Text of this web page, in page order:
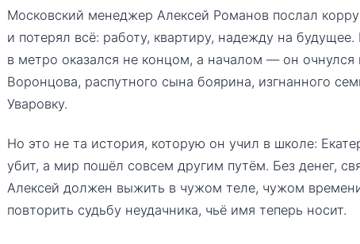
Московский менеджер Алексей Романов послал
и потерял всё: работу, квартиру, надежду на
в метро оказался не концом, а началом — он очнулся
Воронцова, распутного сына боярина, изгнанного
Уваровку.
Но это не та история, которую он учил в школе:
убит, а мир пошёл совсем другим путём. Без денег,
Алексей должен выжить в чужом теле, чужом
повторить судьбу неудачника, чьё имя теперь носит.